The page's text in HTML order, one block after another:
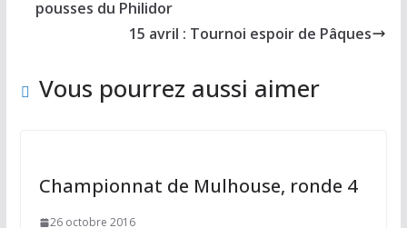
pousses du Philidor
15 avril : Tournoi espoir de Pâques
Vous pourrez aussi aimer
Championnat de Mulhouse, ronde 4
26 octobre 2016